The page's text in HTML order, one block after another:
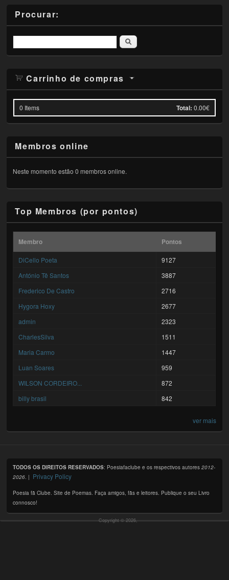
Procurar:
Pesquisar
Carrinho de compras
0 Items Total: 0.00€
Membros online
Neste momento estão 0 membros online.
Top Membros (por pontos)
Membro Pontos
DiCello Poeta
9127
António Tê Santos
3887
Frederico De Castro
2716
Hygora Hoxy
2677
admin
2323
CharlesSilva
1511
Maria Carmo
1447
Luan Soares
959
WILSON CORDEIRO...
872
billy brasil
842
ver mais
TODOS OS DIREITOS RESERVADOS: Poesiafaclube e os respectivos autores2012-
2026. | Privacy Policy
Poesia fã Clube. Site de Poemas. Faça amigos, fãs e leitores. Publique o seu Livro
connosco!
Copyright © 2026,